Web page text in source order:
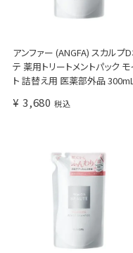
アンファー (ANGFA) スカルプ
テ 薬用トリートメントパック モ
ト 詰替え用 医薬部外品 300mL
¥ 3,680 税込